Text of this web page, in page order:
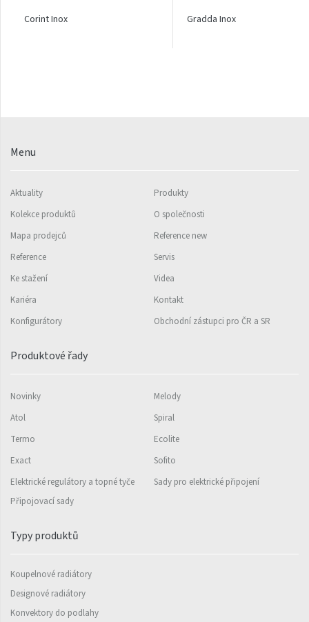
Orion
Quadrat
Quadrat Plus
Quadrat Sky
Quadrat Sky Plus
Rytmo
Silla Inox
Space
Swing
Swingo
Thea
Tongia
Variant Horizontal
Variant Mirror
Corint Inox Gradda Inox
Menu
Aktuality
Produkty
Kolekce produktů
O společnosti
Mapa prodejců
Reference new
Reference
Servis
Ke stažení
Videa
Kariéra
Kontakt
Konfigurátory
Obchodní zástupci pro ČR a SR
Produktové řady
Novinky
Melody
Atol
Spiral
Termo
Ecolite
Exact
Sofito
Elektrické regulátory a topné tyče
Sady pro elektrické připojení
Připojovací sady
Typy produktů
Koupelnové radiátory
Designové radiátory
Konvektory do podlahy